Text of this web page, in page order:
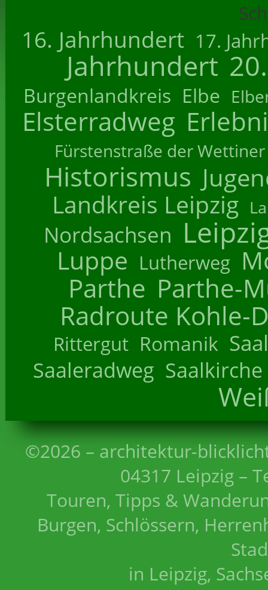
16. Jahrhundert 17.
Jahrhundert
Burgenlandkreis Elbe
Elsterradweg
Fürstenstraße der Wettiner
Historismus
Landkreis Leipzig
Nordsachsen
Luppe Lutherweg
Parthe Parthe-
Radroute Kohle-
Rittergut Romanik
Saaleradweg Saalkirche
©2026 – architektur-
04317 Leipzig –
Touren, Tipps &
Burgen, Schlössern,
in Leipzig,